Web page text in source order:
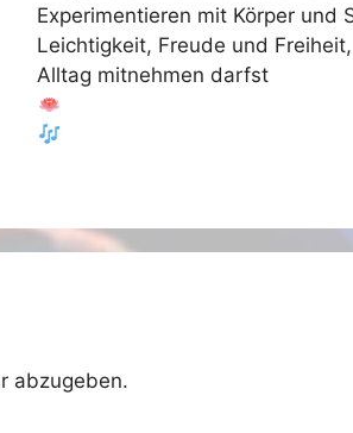
Experimentieren mit Körper und
Leichtigkeit, Freude und
Alltag mitnehmen darfst
abzugeben.